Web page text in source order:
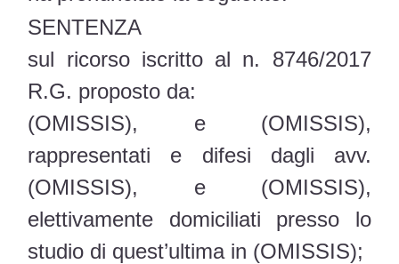
SENTENZA
sul ricorso iscritto al n. 8746/2017
R.G. proposto da:
(OMISSIS), e (OMISSIS),
rappresentati e difesi dagli avv.
(OMISSIS), e (OMISSIS),
elettivamente domiciliati presso lo
studio di quest’ultima in (OMISSIS);